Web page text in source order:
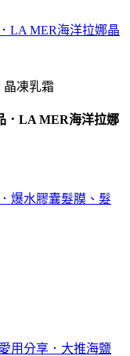
LA MER海洋拉娜晶
．LA MER海洋拉娜
爆水膠囊髮膜、髮
用分享．大推海鹽